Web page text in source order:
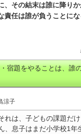
、その結末は誰に降りか
責任は誰が負うことにな
宿題をやることは、誰
涼子
れは、子どもの課題だ
、息子はまだ小学校1年